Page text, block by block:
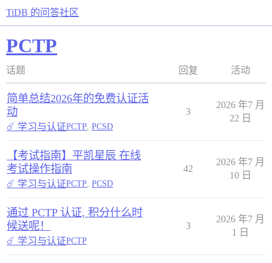
TiDB 的问答社区
PCTP
话题 回复 活动
简单总结2026年的免费认证活
动
☄️ 学习与认证PCTP PCSD
3
2026 年7 月
22 日
【考试指南】平凯星辰 在线
考试操作指南
☄️ 学习与认证PCTP PCSD
42
2026 年7 月
10 日
通过 PCTP 认证, 积分什么时
候送呢！
☄️ 学习与认证PCTP
3
2026 年7 月
1 日